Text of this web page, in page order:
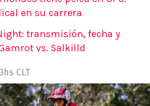
en su carrera
transmisión, fecha y
vs. Salkilld
CLT